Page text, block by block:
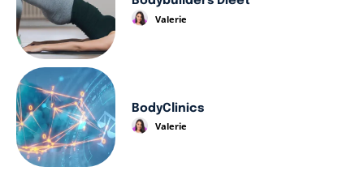
Valerie
BodyClinics
Valerie